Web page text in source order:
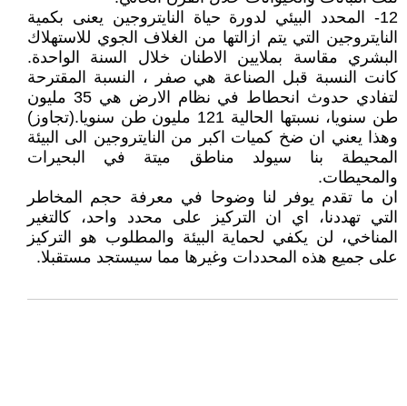
12- المحدد البيئي لدورة حياة النايتروجين يعنى بكمية
النايتروجين التي يتم ازالتها من الغلاف الجوي للاستهلاك
البشري مقاسة بملايين الاطنان خلال السنة الواحدة.
كانت النسبة قبل الصناعة هي صفر ، النسبة المقترحة
لتفادي حدوث انحطاط في نظام الارض هي 35 مليون
طن سنويا، نسبتها الحالية 121 مليون طن سنويا.(تجاوز)
وهذا يعني ان ضخ كميات اكبر من النايتروجين الى البيئة
المحيطة بنا سيولد مناطق ميتة في البحيرات
والمحيطات.
ان ما تقدم يوفر لنا وضوحا في معرفة حجم المخاطر
التي تهددنا، اي ان التركيز على محدد واحد، كالتغير
المناخي، لن يكفي لحماية البيئة والمطلوب هو التركيز
على جميع هذه المحددات وغيرها مما سيستجد مستقبلا.